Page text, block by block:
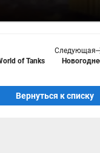
of Tanks
Следующая
Вернуться к списку